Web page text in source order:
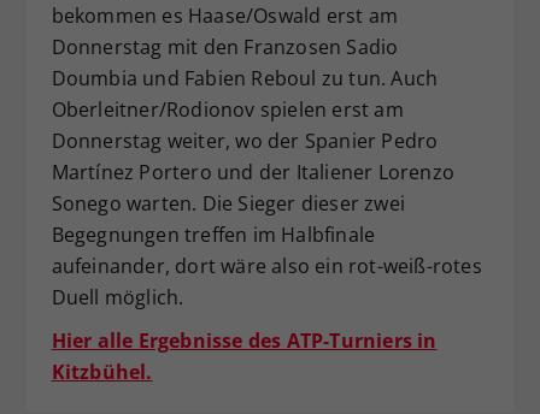
bekommen es Haase/Oswald erst am
Donnerstag mit den Franzosen Sadio
Doumbia und Fabien Reboul zu tun. Auch
Oberleitner/Rodionov spielen erst am
Donnerstag weiter, wo der Spanier Pedro
Martínez Portero und der Italiener Lorenzo
Sonego warten. Die Sieger dieser zwei
Begegnungen treffen im Halbfinale
aufeinander, dort wäre also ein rot-weiß-rotes
Duell möglich.
Hier alle Ergebnisse des ATP-Turniers in
Kitzbühel.